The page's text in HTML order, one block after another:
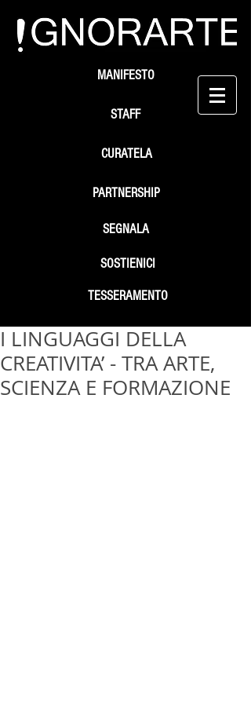
STAFF
SEGNALA
SOSTIENICI
MANIFESTO
PARTNERSHIP
TESSERAMENTO
CURATELA
I LINGUAGGI DELLA
CREATIVITA’ - TRA ARTE,
SCIENZA E FORMAZIONE